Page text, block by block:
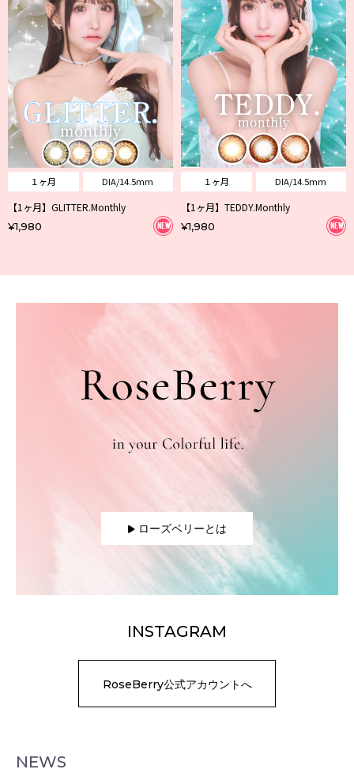
１ヶ月 DIA/14.5mm
【1ヶ月】GLITTER.Monthly
¥1,980
１ヶ月 DIA/14.5mm
【1ヶ月】TEDDY.Monthly
¥1,980
ローズベリーとは
INSTAGRAM
RoseBerry公式アカウントへ
NEWS